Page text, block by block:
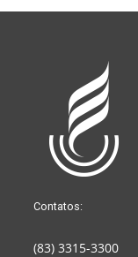
Contatos:
(83) 3315-3300